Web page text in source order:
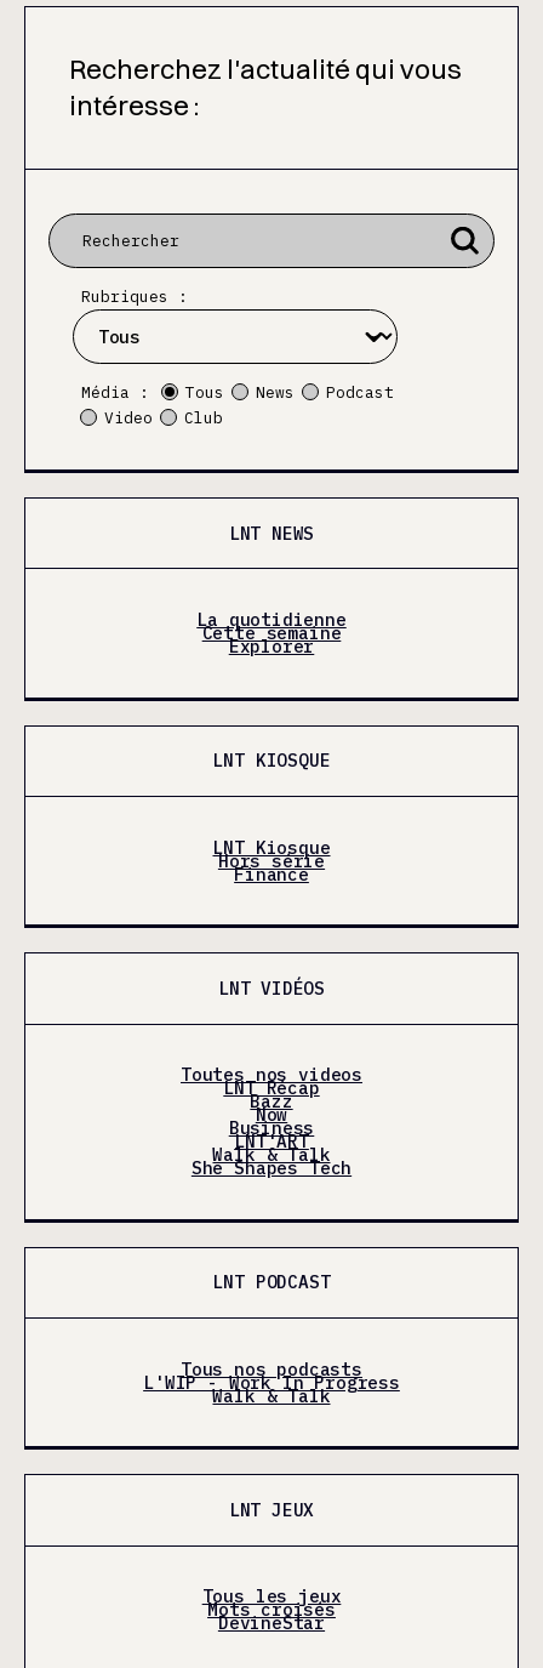
Recherchez l'actualité qui vous
intéresse :
Rubriques :
Média : Tous News
Podcast
Video
Club
LNT NEWS
La quotidienne
Cette semaine
Explorer
LNT KIOSQUE
LNT Kiosque
Hors série
Finance
LNT VIDÉOS
Toutes nos videos
LNT Récap
Bazz
Now
Business
LNT'ART
Walk & Talk
She Shapes Tech
LNT PODCAST
Tous nos podcasts
L'WIP - Work In Progress
Walk & Talk
LNT JEUX
Tous les jeux
Mots croisés
DevineStar